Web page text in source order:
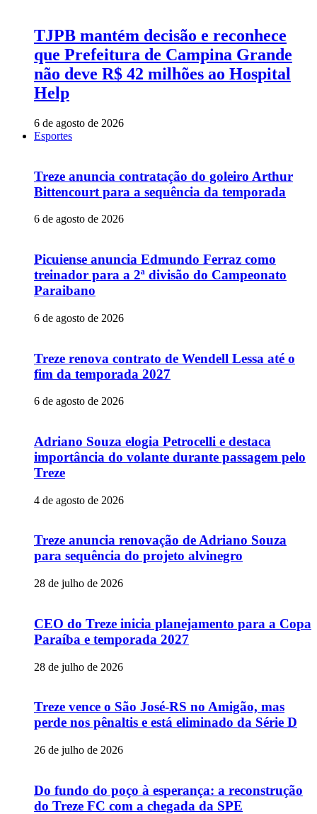
TJPB mantém decisão e reconhece
que Prefeitura de Campina Grande
não deve R$ 42 milhões ao Hospital
Help
6 de agosto de 2026
Esportes
Treze anuncia contratação do goleiro Arthur
Bittencourt para a sequência da temporada
6 de agosto de 2026
Picuiense anuncia Edmundo Ferraz como
treinador para a 2ª divisão do Campeonato
Paraibano
6 de agosto de 2026
Treze renova contrato de Wendell Lessa até o
fim da temporada 2027
6 de agosto de 2026
Adriano Souza elogia Petrocelli e destaca
importância do volante durante passagem pelo
Treze
4 de agosto de 2026
Treze anuncia renovação de Adriano Souza
para sequência do projeto alvinegro
28 de julho de 2026
CEO do Treze inicia planejamento para a Copa
Paraíba e temporada 2027
28 de julho de 2026
Treze vence o São José-RS no Amigão, mas
perde nos pênaltis e está eliminado da Série D
26 de julho de 2026
Do fundo do poço à esperança: a reconstrução
do Treze FC com a chegada da SPE